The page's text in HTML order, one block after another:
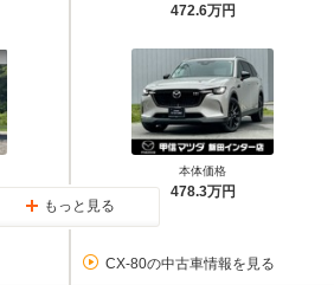
472.6万円
本体価格
478.3万円
もっと見る
CX-80の中古車情報を見る